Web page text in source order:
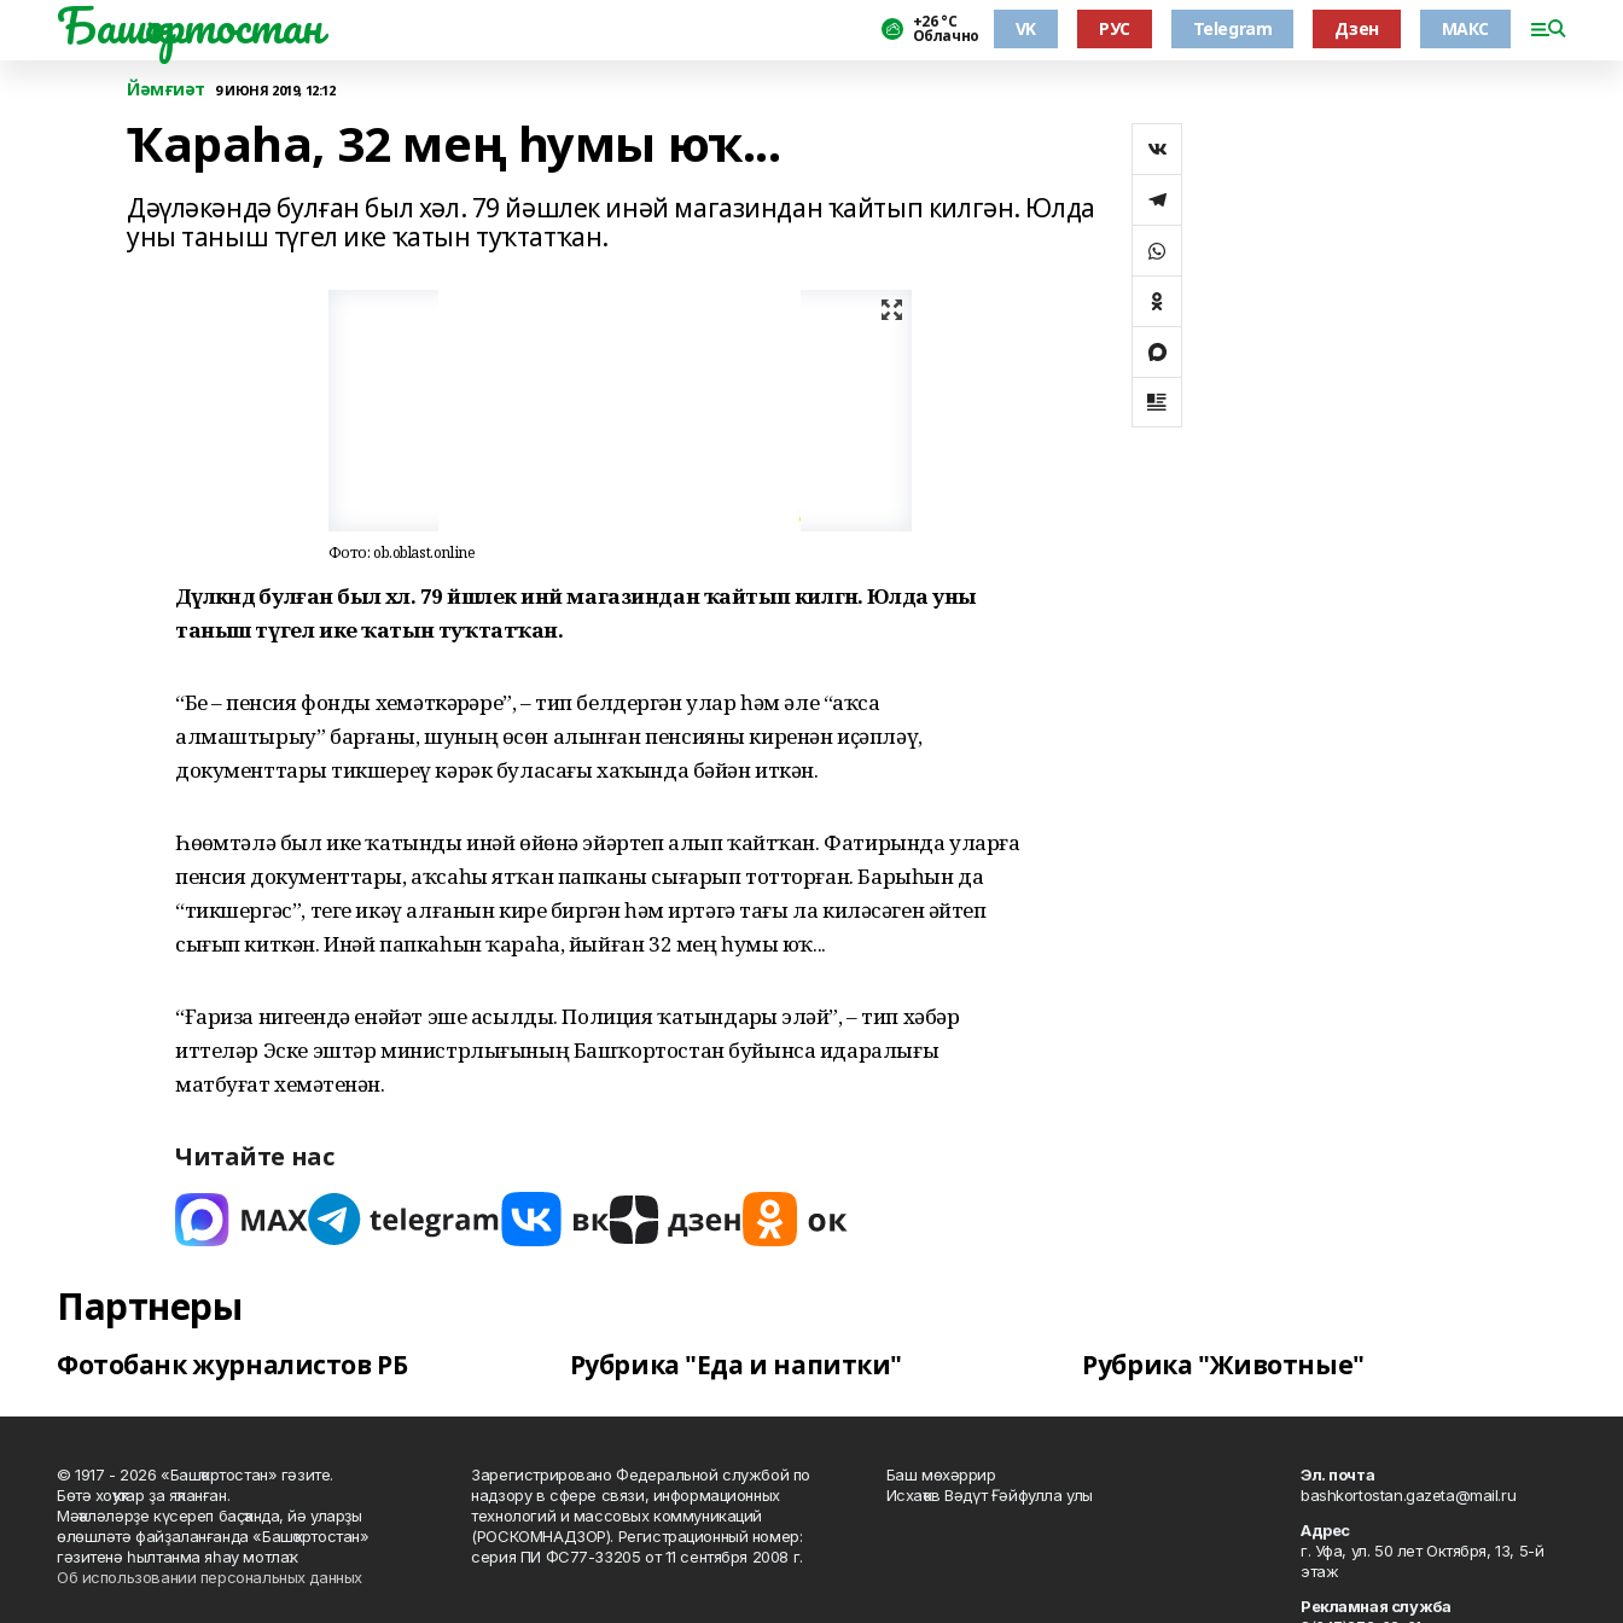
Башҡортостан +26 °С
Облачно VK РУС Telegram Дзен МАКС
Йәмғиәт 9 ИЮНЯ 2019, 12:12
Ҡараһа, 32 мең һумы юҡ...
Дәүләкәндә булған был хәл. 79 йәшлек инәй магазиндан ҡайтып килгән. Юлда
уны таныш түгел ике ҡатын туҡтатҡан.
Фото: ob.oblast.online
Дәүләкәндә булған был хәл. 79 йәшлек инәй магазиндан ҡайтып килгән. Юлда уны
таныш түгел ике ҡатын туҡтатҡан.
“Беҙ – пенсия фонды хеҙмәткәрҙәре”, – тип белдергән улар һәм әле “аҡса
алмаштырыу” барғаны, шуның өсөн алынған пенсияны киренән иҫәпләү,
документтарҙы тикшереү кәрәк буласағы хаҡында бәйән иткән.
Һөҙөмтәлә был ике ҡатынды инәй өйөнә эйәртеп алып ҡайтҡан. Фатирында уларға
пенсия документтары, аҡсаһы ятҡан папканы сығарып тотторған. Барыһын да
“тикшергәс”, теге икәү алғанын кире биргән һәм иртәгә тағы ла киләсәген әйтеп
сығып киткән. Инәй папкаһын ҡараһа, йыйған 32 мең һумы юҡ...
“Ғариза нигеҙендә енәйәт эше асылды. Полиция ҡатындарҙы эҙләй”, – тип хәбәр
иттеләр Эске эштәр министрлығының Башҡортостан буйынса идаралығы
матбуғат хеҙмәтенән.
Читайте нас
Партнеры
Фотобанк журналистов РБ Рубрика "Еда и напитки" Рубрика "Животные"
© 1917 - 2026 «Башҡортостан» гәзите.
Бөтә хоҡуҡтар ҙа яҡланған.
Мәҡәләләрҙе күсереп баҫҡанда, йә уларҙы
өлөшләтә файҙаланғанда «Башҡортостан»
гәзитенә һылтанма яһау мотлаҡ.
Об использовании персональных данных
Зарегистрировано Федеральной службой по
надзору в сфере связи, информационных
технологий и массовых коммуникаций
(РОСКОМНАДЗОР). Регистрационный номер:
серия ПИ ФС77-33205 от 11 сентября 2008 г.
Баш мөхәррир
Исхаҡов Вәдүт Ғәйфулла улы
Эл. почта
bashkortostan.gazeta@mail.ru
Адрес
г. Уфа, ул. 50 лет Октября, 13, 5-й
этаж
Рекламная служба